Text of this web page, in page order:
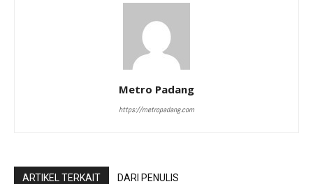
Metro Padang
https://metropadang.com
ARTIKEL TERKAIT DARI PENULIS